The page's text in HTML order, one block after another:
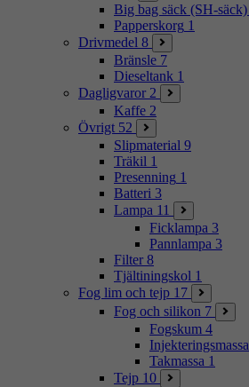
Big bag säck (SH-säck)
Papperskorg 1
Drivmedel 8
Bränsle 7
Dieseltank 1
Dagligvaror 2
Kaffe 2
Övrigt 52
Slipmaterial 9
Träkil 1
Presenning 1
Batteri 3
Lampa 11
Ficklampa 3
Pannlampa 3
Filter 8
Tjältiningskol 1
Fog lim och tejp 17
Fog och silikon 7
Fogskum 4
Injekteringsmassa
Takmassa 1
Tejp 10